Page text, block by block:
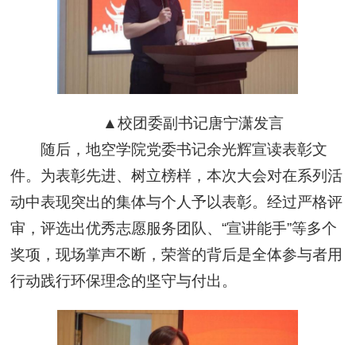
▲校团委副书记唐宁潇发言
随后，地空学院党委书记余光辉宣读表彰文
件。为表彰先进、树立榜样，本次大会对在系列活
动中表现突出的集体与个人予以表彰。经过严格评
审，评选出优秀志愿服务团队、“宣讲能手”等多个
奖项，现场掌声不断，荣誉的背后是全体参与者用
行动践行环保理念的坚守与付出。